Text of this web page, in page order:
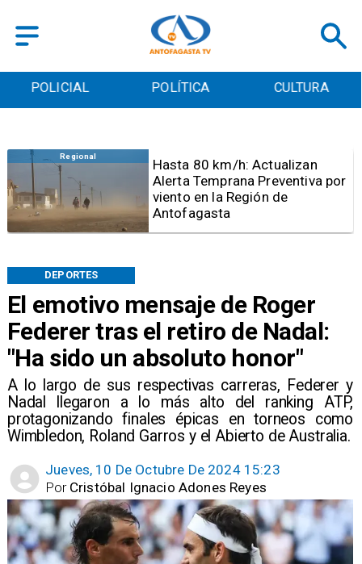
POLICIAL POLÍTICA CULTURA
El emotivo mensaje de Roger
Federer tras el retiro de Nadal:
"Ha sido un absoluto honor"
​A lo largo de sus respectivas carreras, Federer y
Nadal llegaron a lo más alto del ranking ATP,
protagonizando finales épicas en torneos como
Wimbledon, Roland Garros y el Abierto de Australia.
DEPORTES
Jueves, 10 De Octubre De 2024 15:23
Cristóbal Ignacio Adones Reyes
Por
Antofagasta
Detienen a sujeto por iniciar
quema para sacar cables
eléctricos en el sector norte de
Antofagasta